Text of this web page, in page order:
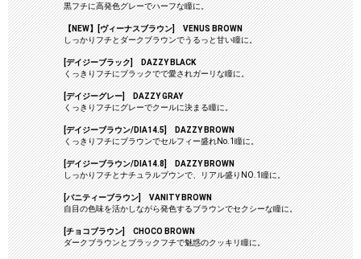
黒フチに高発色グレーでハーフな瞳に。
【NEW】[ヴィーナスブラウン] VENUS BROWN
しっかりフチとダークブラウンでうるっと甘い瞳に。
[デイジーブラック] DAZZY BLACK
くっきりフチにブラックでで愛されガーリな瞳に。
[デイジーグレー] DAZZY GRAY
くっきりフチにグレーでクールに決まる瞳に。
[デイジーブラウン/DIA14.5] DAZZY BROWN
くっきりフチにブラウンでセルフィー盛れNo.1瞳に。
[デイジーブラウン/DIA14.8] DAZZY BROWN
しっかりフチとナチュラルブウンで、リアル盛りNO.1瞳に。
[バニティーブラウン] VANITY BROWN
自目の色味を活かしながら発色するブラウンでセクシーな瞳に。
[チョコブラウン] CHOCO BROWN
ダークブラウンとブラックフチで魅惑のクッキリ瞳に。